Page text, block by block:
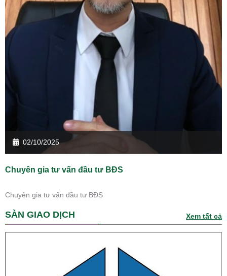
02/10/2025
Chuyên gia tư vấn đầu tư BĐS
Chuyên gia tư vấn đầu tư BĐS
SÀN GIAO DỊCH Xem tất cả